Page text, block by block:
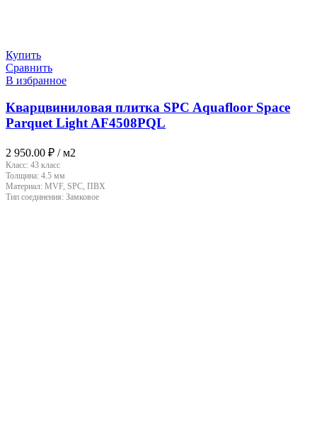
Купить
Сравнить
В избранное
Кварцвиниловая плитка SPC Aquafloor Space
Parquet Light AF4508PQL
2 950.00 ₽ / м2
Класс: 43 класс
Толщина: 4.5 мм
Материал: MVF, SPC, ПВХ
Тип соединения: Замковое